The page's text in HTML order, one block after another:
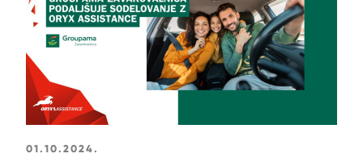
01.10.2024.